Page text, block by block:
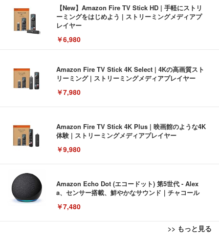
【New】Amazon Fire TV Stick HD | 手軽にストリ
ーミングをはじめよう | ストリーミングメディアプ
レイヤー
￥6,980
Amazon Fire TV Stick 4K Select | 4Kの高画質スト
リーミング | ストリーミングメディアプレイヤー
￥7,980
Amazon Fire TV Stick 4K Plus | 映画館のような4K
体験 | ストリーミングメディアプレイヤー
￥9,980
Amazon Echo Dot (エコードット) 第5世代 - Alex
a、センサー搭載、鮮やかなサウンド｜チャコール
￥7,480
>> もっと見る